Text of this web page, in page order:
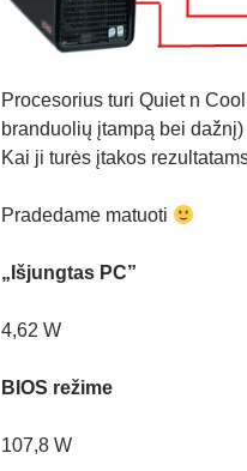
Procesorius turi Quiet n
branduolių įtampą bei
Kai ji turės įtakos
Pradedame matuoti
„Išjungtas PC”
4,62 W
BIOS režime
107,8 W